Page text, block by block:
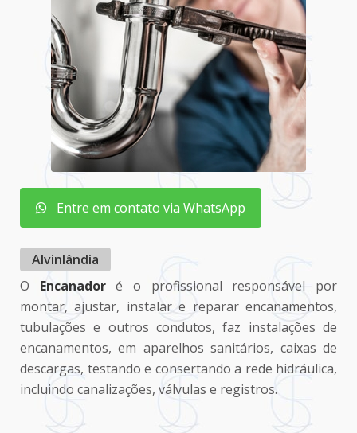
Entre em contato via WhatsApp
Alvinlândia
O Encanadoré o profissional responsável por
montar, ajustar, instalar e reparar encanamentos,
tubulações e outros condutos, faz instalações de
encanamentos, em aparelhos sanitários, caixas de
descargas, testando e consertando a rede hidráulica,
incluindo canalizações, válvulas e registros.